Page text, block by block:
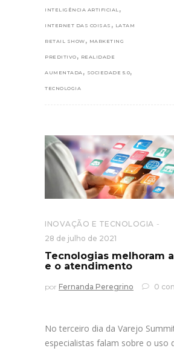
INTELIGÊNCIA ARTIFICIAL ,
INTERNET DAS COISAS , LATAM
RETAIL SHOW , MARKETING
PREDITIVO , REALIDADE
AUMENTADA , SOCIEDADE 5.0,
TECNOLOGIA
INOVAÇÃO E TECNOLOGIA
28 de julho de 2021
Tecnologias melhoram
e o atendimento
por Fernanda Peregrino 0
No terceiro dia da Varejo
especialistas falam sobre o uso